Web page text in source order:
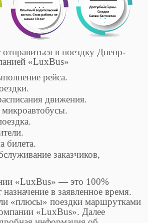
в поездку Днепр-
«LuxBus»
рейса.
движения.
билета.
заказчиков,
«LuxBus» — это 100%
в заявленное время.
«плюсы» поездки маршрутками
«LuxBus». Далее